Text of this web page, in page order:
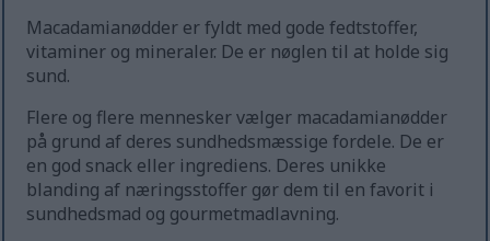
Macadamianødder er fyldt med gode fedtstoffer,
vitaminer og mineraler. De er nøglen til at holde sig
sund.
Flere og flere mennesker vælger macadamianødder
på grund af deres sundhedsmæssige fordele. De er
en god snack eller ingrediens. Deres unikke
blanding af næringsstoffer gør dem til en favorit i
sundhedsmad og gourmetmadlavning.